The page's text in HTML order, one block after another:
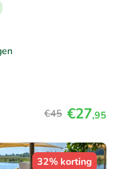
€45 €27,95
32% korting